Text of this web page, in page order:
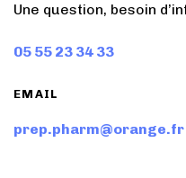
Une question, besoin
05 55 23 34 33
EMAIL
prep.pharm@orange.fr